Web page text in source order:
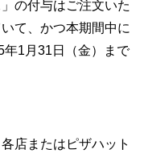
の付与はご注文いた
て、かつ本期間中に
1月31日（金）まで
店またはピザハット